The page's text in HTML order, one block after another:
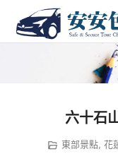
六十石
東部景點, 花